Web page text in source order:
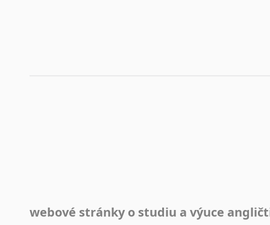
Jazykový korpus je elektronický soubor autentických
webové stránky o studiu a výuce